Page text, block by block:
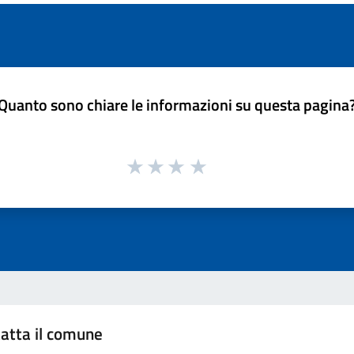
sono chiare le informazioni su questa
il comune